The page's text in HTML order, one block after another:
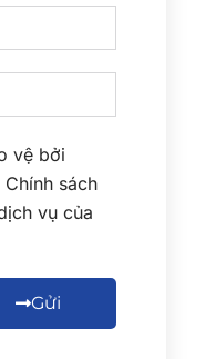
vệ bởi
Chính sách
vụ của
Gửi